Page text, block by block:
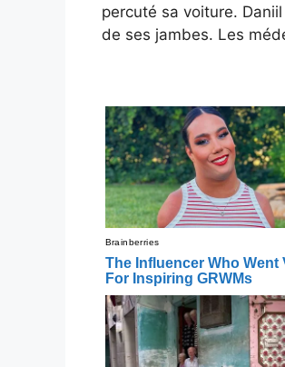
percuté sa voiture.
de ses jambes. Les